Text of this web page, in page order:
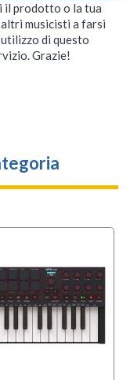
il prodotto o la tua
musicisti a farsi
di questo
Grazie!